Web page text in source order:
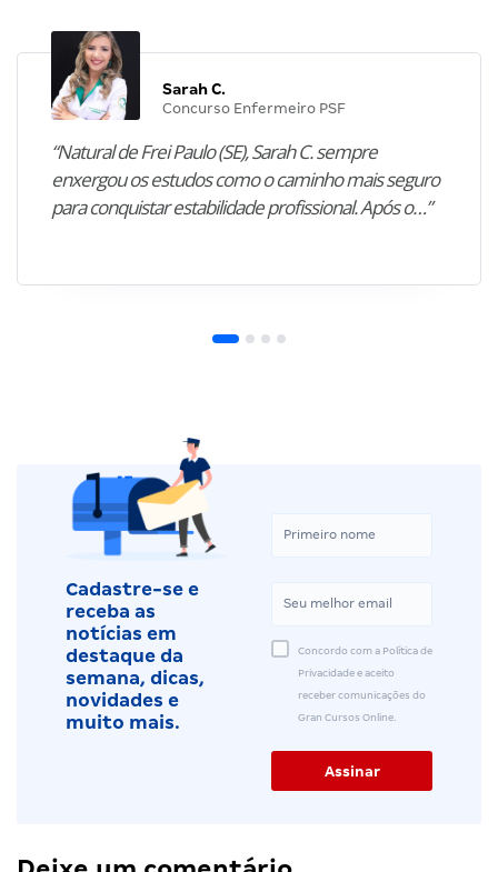
Sarah C.
Concurso Enfermeiro PSF
“Natural de Frei Paulo (SE), Sarah C. sempre
enxergou os estudos como o caminho mais seguro
para conquistar estabilidade profissional. Após o…”
Cadastre-se e
receba as
notícias em
destaque da
semana, dicas,
novidades e
muito mais.
Concordo com a Política de
Privacidade e aceito
receber comunicações do
Gran Cursos Online.